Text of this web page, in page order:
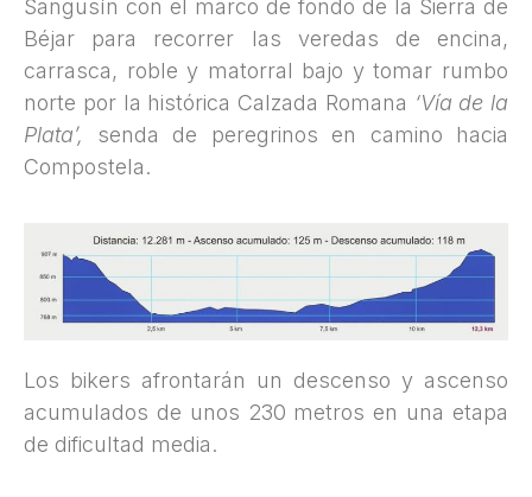
Sangusín con el marco de fondo de la Sierra de
Béjar para recorrer las veredas de encina,
carrasca, roble y matorral bajo y tomar rumbo
norte por la histórica Calzada Romana ‘Vía de la
Plata’, senda de peregrinos en camino hacia
Compostela.
Los bikers afrontarán un descenso y ascenso
acumulados de unos 230 metros en una etapa
de dificultad media.